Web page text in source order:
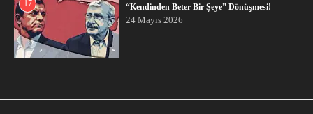
17
“Kendinden Beter Bir Şeye” Dönüşmesi!
24 Mayıs 2026